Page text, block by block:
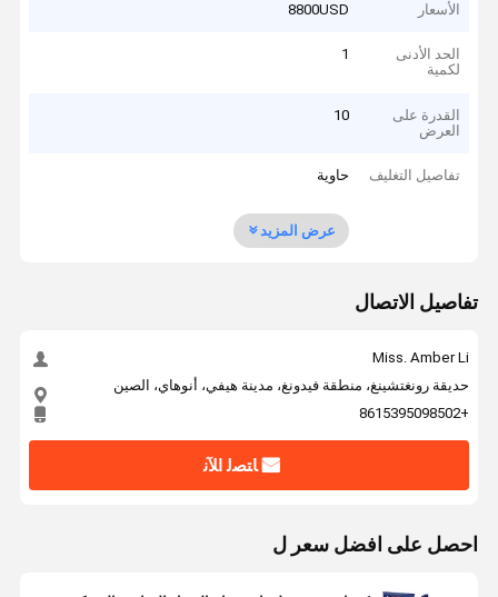
الأسعار 8800USD
الحد الأدنى
لكمية
1
القدرة على
العرض
10
تفاصيل التغليف حاوية
عرض المزيد
تفاصيل الاتصال
Miss. Amber Li
حديقة رونغتشينغ، منطقة فيدونغ، مدينة هيفي، أنوهاي، الصين
+8615395098502
ﺎﺘﺼﻟ ﺍﻶﻧ
احصل على افضل سعر ل